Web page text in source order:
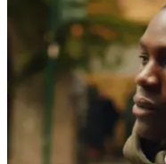
Szukaj